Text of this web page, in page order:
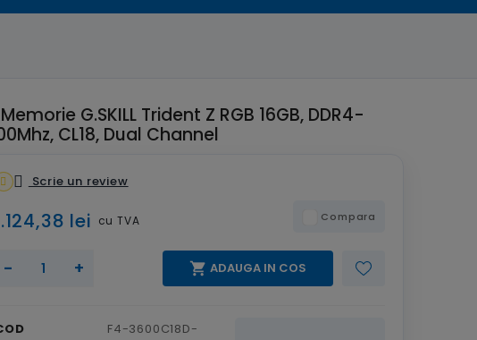
G.SKILL Trident Z RGB 16GB, DDR4-
CL18, Dual Channel
Scrie un review
lei cu TVA Compara
- +  ADAUGA IN COS
F4-3600C18D-